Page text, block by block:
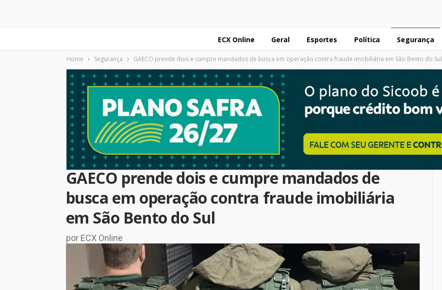
ECX Online Geral Esportes Política Segurança
Home Segurança GAECO prende dois e cumpre mandados de busca em operação contra fraude imobiliária em São Bento do Sul
GAECO prende dois e cumpre mandados de
busca em operação contra fraude imobiliária
em São Bento do Sul
por ECX Online